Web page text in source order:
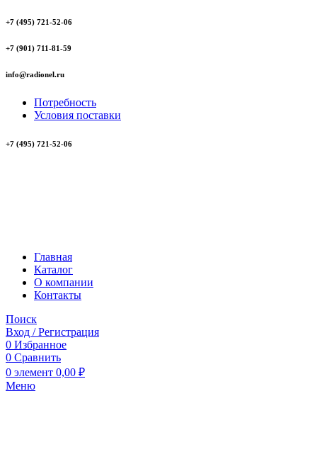
+7 (495) 721-52-06
+7 (901) 711-81-59
info@radionel.ru
Потребность
Условия поставки
+7 (495) 721-52-06
Главная
Каталог
О компании
Контакты
Поиск
Вход / Регистрация
0 Избранное
0 Сравнить
0 элемент 0,00 ₽
Меню